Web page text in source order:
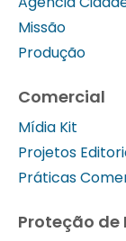
Missão
Produção
Comercial
Mídia Kit
Projetos
Práticas
Proteção de